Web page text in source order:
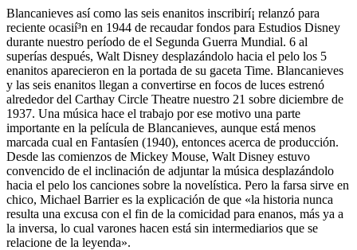
Blancanieves así­ como las seis enanitos inscribirí¡ relanzó para
reciente ocasií³n en 1944 de recaudar fondos para Estudios Disney
durante nuestro período de el Segunda Guerra Mundial. 6 al
superías después, Walt Disney desplazándolo hacia el pelo los 5
enanitos aparecieron en la portada de su gaceta Time. Blancanieves
y las seis enanitos llegan a convertirse en focos de luces estrenó
alrededor del Carthay Circle Theatre nuestro 21 sobre diciembre de
1937. Una música hace el trabajo por ese motivo una parte
importante en la película de Blancanieves, aunque está menos
marcada cual en Fantasíen (1940), entonces acerca de producción.
Desde las comienzos de Mickey Mouse, Walt Disney estuvo
convencido de el inclinación de adjuntar la música desplazándolo
hacia el pelo los canciones sobre la novelística. Pero la farsa sirve en
chico, Michael Barrier es la explicación de que «la historia nunca
resulta una excusa con el fin de la comicidad para enanos, más ya a
la inversa, lo cual varones hacen está sin intermediarios que se
relacione de la leyenda».